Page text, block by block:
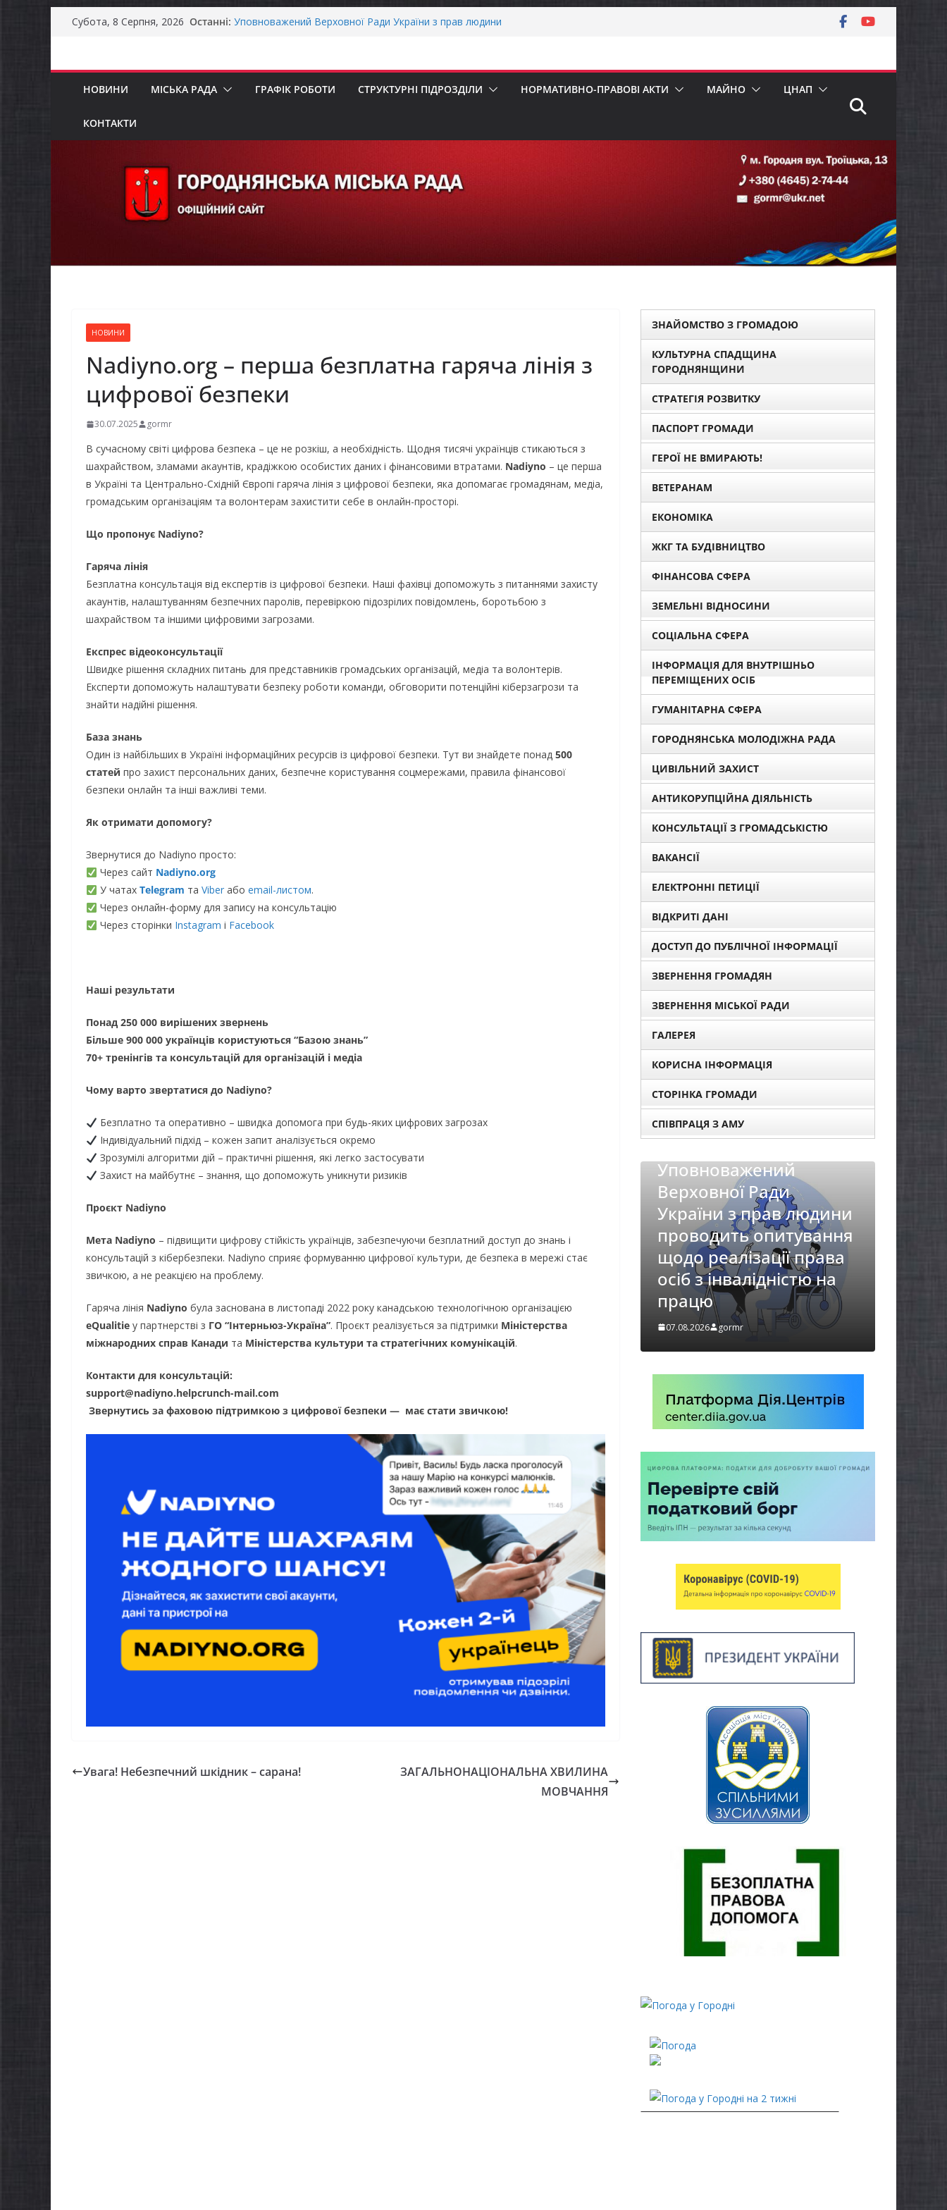
Перейти
Субота, 8 Серпня, 2026 Останні: Уповноважений Верховної Ради України з прав людини
«Пакунок школяра»
НОВИНИ МІСЬКА РАДА ГРАФІК РОБОТИ СТРУКТУРНІ ПІДРОЗДІЛИ НОРМАТИВНО-ПРАВОВІ АКТИ МАЙНО ЦНАП
КОНТАКТИ
НОВИНИ
Nadiyno.org – перша безплатна гаряча лінія з
цифрової безпеки
30.07.2025 gormr
В сучасному світі цифрова безпека – це не розкіш, а необхідність. Щодня тисячі українців стикаються з
шахрайством, зламами акаунтів, крадіжкою особистих даних і фінансовими втратами. Nadiyno – це перша
в Україні та Центрально-Східній Європі гаряча лінія з цифрової безпеки, яка допомагає громадянам, медіа,
громадським організаціям та волонтерам захистити себе в онлайн-просторі.
Що пропонує Nadiyno?
Гаряча лінія
Безплатна консультація від експертів із цифрової безпеки. Наші фахівці допоможуть з питаннями захисту
акаунтів, налаштуванням безпечних паролів, перевіркою підозрілих повідомлень, боротьбою з
шахрайством та іншими цифровими загрозами.
Експрес відеоконсультації
Швидке рішення складних питань для представників громадських організацій, медіа та волонтерів.
Експерти допоможуть налаштувати безпеку роботи команди, обговорити потенційні кіберзагрози та
знайти надійні рішення.
База знань
Один із найбільших в Україні інформаційних ресурсів із цифрової безпеки. Тут ви знайдете понад 500
статей про захист персональних даних, безпечне користування соцмережами, правила фінансової
безпеки онлайн та інші важливі теми.
Як отримати допомогу?
Звернутися до Nadiyno просто:
Через сайт Nadiyno.org
У чатах Telegram та Viberабо email-листом.
Через онлайн-форму для запису на консультацію
Через сторінки Instagram і Facebook
Наші результати
Понад 250 000 вирішених звернень
Більше 900 000 українців користуються “Базою знань”
70+ тренінгів та консультацій для організацій і медіа
Чому варто звертатися до Nadiyno?
Безплатно та оперативно – швидка допомога при будь-яких цифрових загрозах
Індивідуальний підхід – кожен запит аналізується окремо
Зрозумілі алгоритми дій – практичні рішення, які легко застосувати
Захист на майбутнє – знання, що допоможуть уникнути ризиків
Проєкт Nadiyno
Мета Nadiyno – підвищити цифрову стійкість українців, забезпечуючи безплатний доступ до знань і
консультацій з кібербезпеки. Nadiyno сприяє формуванню цифрової культури, де безпека в мережі стає
звичкою, а не реакцією на проблему.
Гаряча лінія Nadiyno була заснована в листопаді 2022 року канадською технологічною організацією
eQualitie у партнерстві з ГО “Інтерньюз-Україна”. Проєкт реалізується за підтримки Міністерства
міжнародних справ Канади та Міністерства культури та стратегічних комунікацій.
Контакти для консультацій:
support@nadiyno.helpcrunch-mail.com
Звернутись за фаховою підтримкою з цифрової безпеки — має стати звичкою!
Увага! Небезпечний шкідник – сарана!
ЗАГАЛЬНОНАЦІОНАЛЬНА ХВИЛИНА
МОВЧАННЯ
ЗНАЙОМСТВО З ГРОМАДОЮ
КУЛЬТУРНА СПАДЩИНА
ГОРОДНЯНЩИНИ
СТРАТЕГІЯ РОЗВИТКУ
ПАСПОРТ ГРОМАДИ
ГЕРОЇ НЕ ВМИРАЮТЬ!
ВЕТЕРАНАМ
ЕКОНОМІКА
ЖКГ ТА БУДІВНИЦТВО
ФІНАНСОВА СФЕРА
ЗЕМЕЛЬНІ ВІДНОСИНИ
СОЦІАЛЬНА СФЕРА
ІНФОРМАЦІЯ ДЛЯ ВНУТРІШНЬО
ПЕРЕМІЩЕНИХ ОСІБ
ГУМАНІТАРНА СФЕРА
ГОРОДНЯНСЬКА МОЛОДІЖНА РАДА
ЦИВІЛЬНИЙ ЗАХИСТ
АНТИКОРУПЦІЙНА ДІЯЛЬНІСТЬ
КОНСУЛЬТАЦІЇ З ГРОМАДСЬКІСТЮ
ВАКАНСІЇ
ЕЛЕКТРОННІ ПЕТИЦІЇ
ВІДКРИТІ ДАНІ
ДОСТУП ДО ПУБЛІЧНОЇ ІНФОРМАЦІЇ
ЗВЕРНЕННЯ ГРОМАДЯН
ЗВЕРНЕННЯ МІСЬКОЇ РАДИ
ГАЛЕРЕЯ
КОРИСНА ІНФОРМАЦІЯ
СТОРІНКА ГРОМАДИ
СПІВПРАЦЯ З АМУ
ЗАГАЛЬНОНАЦІОНАЛЬ
НА ХВИЛИНА
МОВЧАННЯ
gormr
НОВИНИ
Як отримати
компенсацію за
товари, придбані для
ветеранського бізнесу
України з прав людини
проводить опитування
щодо реалізації права
працю
07.08.2026 gormr
НОВИНИ
Захищай небо
Чернігівщини!
07.08.2026